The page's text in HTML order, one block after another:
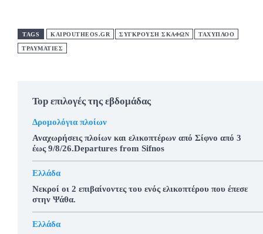
TAGS KAIPOUTHEOS.GR ΣΥΓΚΡΟΥΣΗ ΣΚΑΦΩΝ ΤΑΧΥΠΛΟΟ
ΤΡΑΥΜΑΤΙΕΣ
Top επιλογές της εβδομάδας
Δρομολόγια πλοίων
Αναχωρήσεις πλοίων και ελικοπτέρων από Σίφνο από 3
έως 9/8/26.Departures from Sifnos
Ελλάδα
Νεκροί οι 2 επιβαίνοντες του ενός ελικοπτέρου που έπεσε
στην Ψάθα.
Ελλάδα